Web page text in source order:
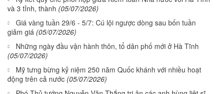
và 3 tỉnh, thành (05/07/2026)
Giá vàng tuần 29/6 - 5/7: Cú lội ngược dòng sau bốn tuần
giảm giá (05/07/2026)
Những ngày đầu vận hành thôn, tổ dân phố mới ở Hà Tĩnh
(05/07/2026)
Mỹ tưng bừng kỷ niệm 250 năm Quốc khánh với nhiều hoạt
động trên cả nước (05/07/2026)